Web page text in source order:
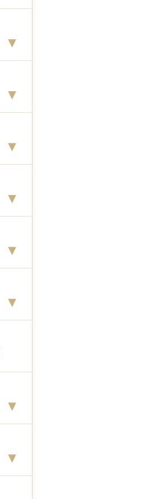
▾
▾
▾
▾
▾
▾
▾
▾